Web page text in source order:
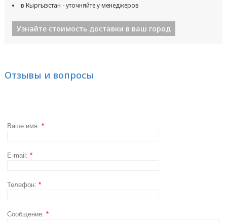
в Кыргызстан - уточняйте у менеджеров
Узнайте стоимость доставки в ваш город
Отзывы и вопросы
Ваше имя: *
E-mail: *
Телефон: *
Сообщение: *